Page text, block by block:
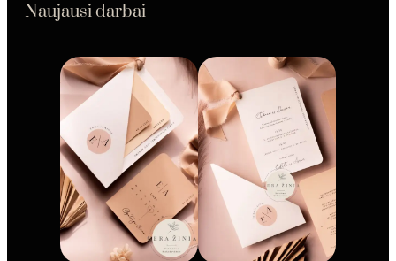
Naujausi darbai